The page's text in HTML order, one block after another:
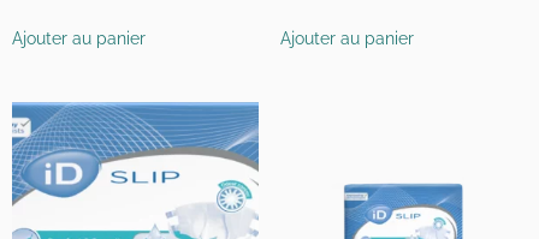
Ajouter au panier Ajouter au panier